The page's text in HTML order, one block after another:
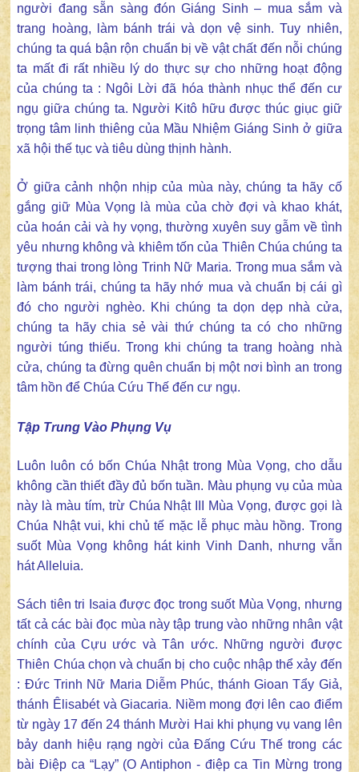
người đang sẵn sàng đón Giáng Sinh – mua sắm và
trang hoàng, làm bánh trái và dọn vệ sinh. Tuy nhiên,
chúng ta quá bận rộn chuẩn bị về vật chất đến nỗi chúng
ta mất đi rất nhiều lý do thực sự cho những hoạt động
của chúng ta : Ngôi Lời đã hóa thành nhục thể đến cư
ngụ giữa chúng ta. Người Kitô hữu được thúc giục giữ
trọng tâm linh thiêng của Mầu Nhiệm Giáng Sinh ở giữa
xã hội thế tục và tiêu dùng thịnh hành.
Ở giữa cảnh nhộn nhịp của mùa này, chúng ta hãy cố
gắng giữ Mùa Vọng là mùa của chờ đợi và khao khát,
của hoán cải và hy vọng, thường xuyên suy gẫm về tình
yêu nhưng không và khiêm tốn của Thiên Chúa chúng ta
tượng thai trong lòng Trinh Nữ Maria. Trong mua sắm và
làm bánh trái, chúng ta hãy nhớ mua và chuẩn bị cái gì
đó cho người nghèo. Khi chúng ta dọn dẹp nhà cửa,
chúng ta hãy chia sẻ vài thứ chúng ta có cho những
người túng thiếu. Trong khi chúng ta trang hoàng nhà
cửa, chúng ta đừng quên chuẩn bị một nơi bình an trong
tâm hồn để Chúa Cứu Thế đến cư ngụ.
Tập Trung Vào Phụng Vụ
Luôn luôn có bốn Chúa Nhật trong Mùa Vọng, cho dẫu
không cần thiết đầy đủ bốn tuần. Màu phụng vụ của mùa
này là màu tím, trừ Chúa Nhật III Mùa Vọng, được gọi là
Chúa Nhật vui, khi chủ tế mặc lễ phục màu hồng. Trong
suốt Mùa Vọng không hát kinh Vinh Danh, nhưng vẫn
hát Alleluia.
Sách tiên tri Isaia được đọc trong suốt Mùa Vọng, nhưng
tất cả các bài đọc mùa này tập trung vào những nhân vật
chính của Cựu ước và Tân ước. Những người được
Thiên Chúa chọn và chuẩn bị cho cuộc nhập thể xảy đến
: Đức Trinh Nữ Maria Diễm Phúc, thánh Gioan Tẩy Giả,
thánh Êlisabét và Giacaria. Niềm mong đợi lên cao điểm
từ ngày 17 đến 24 thánh Mười Hai khi phụng vụ vang lên
bảy danh hiệu rạng ngời của Đấng Cứu Thế trong các
bài Điệp ca “Lạy” (O Antiphon - điệp ca Tin Mừng trong